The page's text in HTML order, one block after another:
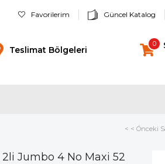
Favorilerim Güncel Katalog
0
Teslimat Bölgeleri
< < Önceki
Jumbo 4 No Maxi 52